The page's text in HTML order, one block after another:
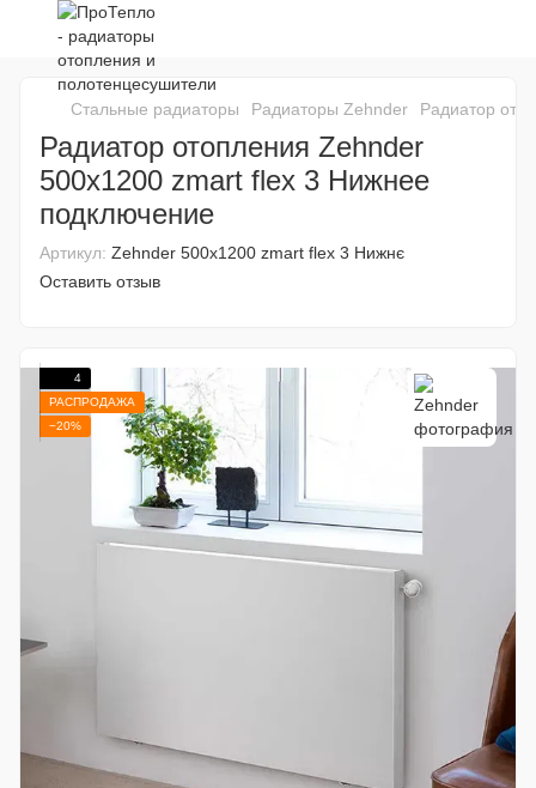
Стальные радиаторы Радиаторы Zehnder Радиатор
Радиатор отопления Zehnder
500х1200 zmart flex 3 Нижнее
подключение
Артикул: Zehnder 500х1200 zmart flex 3 Нижнє
Оставить отзыв
4
РАСПРОДАЖА
−20%